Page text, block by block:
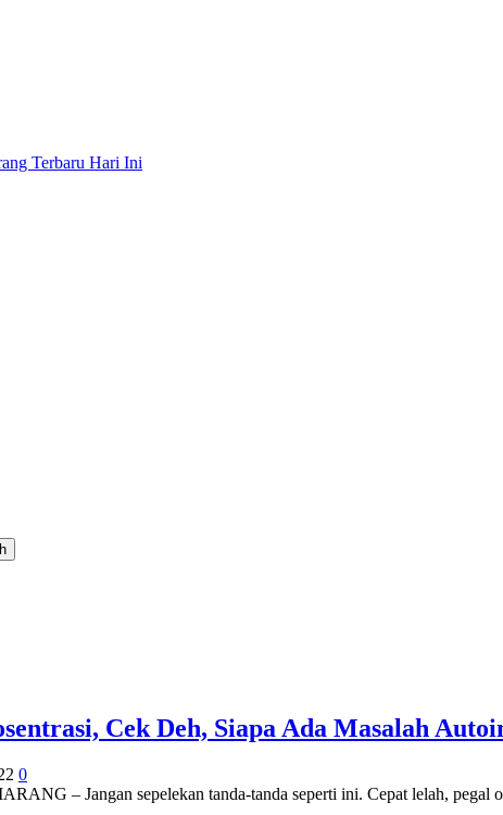
Terbaru Hari Ini
Cek Deh, Siapa Ada Masalah
0
– Jangan sepelekan tanda-tanda seperti ini. Cepat lelah, pegal